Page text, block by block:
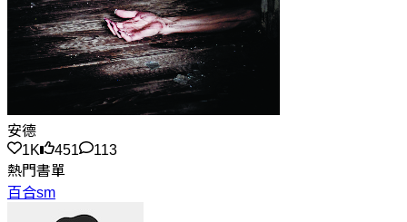
安德
1K
451
113
熱門書單
百合sm